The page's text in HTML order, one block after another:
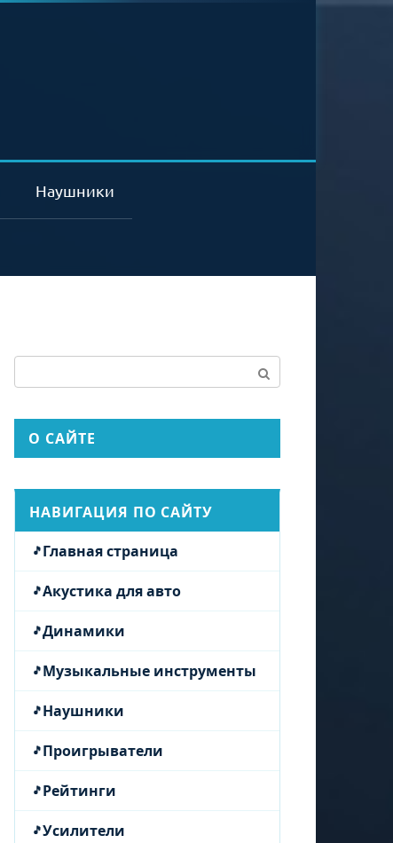
Наушники
О САЙТЕ
НАВИГАЦИЯ ПО САЙТУ
Главная страница
Акустика для авто
Динамики
Музыкальные инструменты
Наушники
Проигрыватели
Рейтинги
Усилители